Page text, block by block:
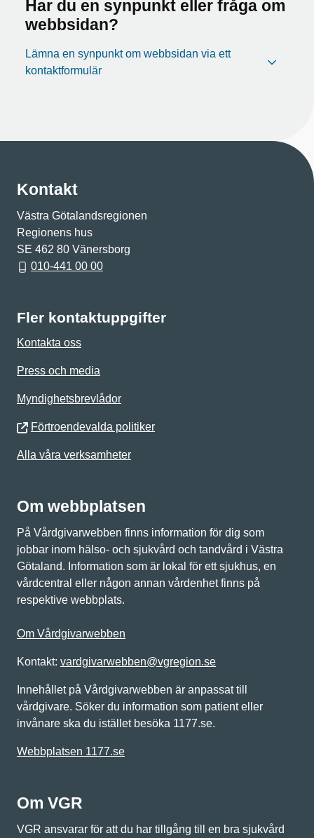
Har du en synpunkt eller fråga om
webbsidan?
Lämna en synpunkt om webbsidan via ett
kontaktformulär
Kontakt
Västra Götalandsregionen
Regionens hus
SE 462 80 Vänersborg
010-441 00 00
Fler kontaktuppgifter
Kontakta oss
Press och media
Myndighetsbrevlådor
Förtroendevalda politiker
Alla våra verksamheter
Om webbplatsen
På Vårdgivarwebben finns information för dig som
jobbar inom hälso- och sjukvård och tandvård i Västra
Götaland. Information som är lokal för ett sjukhus, en
vårdcentral eller någon annan vårdenhet finns på
respektive webbplats.
Om Vårdgivarwebben
Kontakt: vardgivarwebben@vgregion.se
Innehållet på Vårdgivarwebben är anpassat till
vårdgivare. Söker du information som patient eller
invånare ska du istället besöka 1177.se.
Webbplatsen 1177.se
Om VGR
VGR ansvarar för att du har tillgång till en bra sjukvård